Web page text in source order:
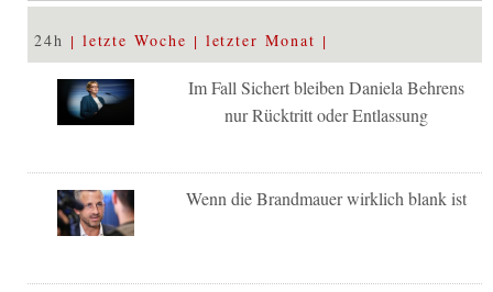
24h letzte Woche letzter Monat
Im Fall Sichert bleiben Daniela Behrens
nur Rücktritt oder Entlassung
Wenn die Brandmauer wirklich blank ist